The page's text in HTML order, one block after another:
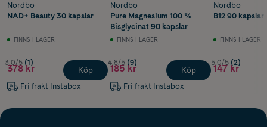
Nordbo
NAD+ Beauty 30 kapslar
FINNS I LAGER
3.0/5 (1)
378 kr
Fri frakt Instabox
Köp
Nordbo
Pure Magnesium 100 %
Bisglycinat 90 kapslar
FINNS I LAGER
4.8/5 (9)
185 kr
Fri frakt Instabox
Köp
Nordbo
B12 90 kapslar
FINNS I LAGER
5.0/5 (2)
147 kr